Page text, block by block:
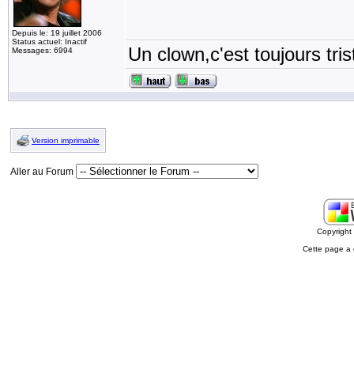
Depuis le: 19 juillet 2006
Status actuel: Inactif
Messages: 6994
Un clown,c'est toujours
Version imprimable
Aller au Forum
Cette page a